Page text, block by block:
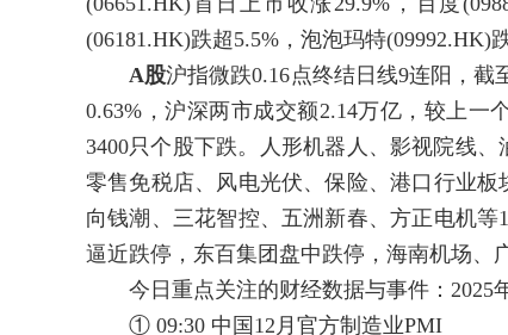
(06181.HK)跌超5.5%，泡泡玛特(09992.HK)跌
A股沪指微跌0.16点终结日线9连阳，截
0.63%，沪深两市成交额2.14万亿，较上一
3400只个股下跌。人形机器人、影视院线
零售免税店、风电光伏、保险、港口行业
向钱潮、三花智控、五洲新春、方正电机
逼近跌停，东百集团盘中跌停，海南机场、
今日重点关注的财经数据与事件：2025
① 09:30 中国12月官方制造业PMI